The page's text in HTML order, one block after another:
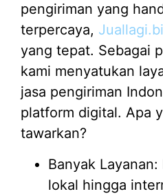
pengiriman yang
terpercaya,
yang tepat. Sebagai
kami menyatukan
jasa pengiriman
platform digital. Apa
tawarkan?
Banyak
lokal hingga